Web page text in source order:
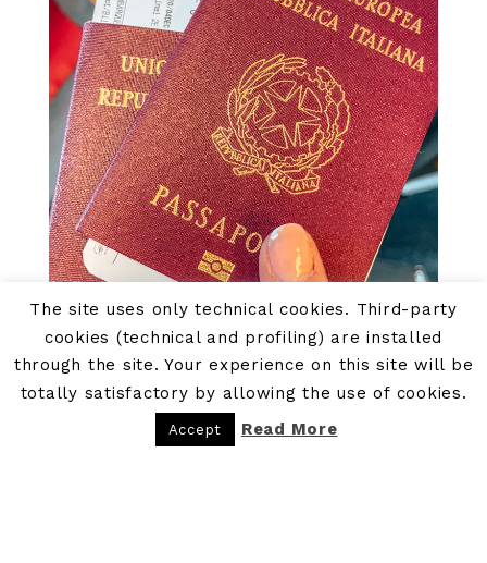
Documenti per andare a New York
The site uses only technical cookies. Third-party
cookies (technical and profiling) are installed
through the site. Your experience on this site will be
totally satisfactory by allowing the use of cookies.
Accept Read More